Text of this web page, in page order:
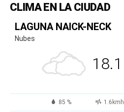
CLIMA EN LA CIUDAD
LAGUNA NAICK-NECK
Nubes
18.1
85 % 1.6kmh